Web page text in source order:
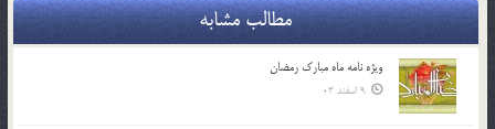
مطالب مشابه
ویژه نامه ماه مبارک رمضان
9 اسفند 03